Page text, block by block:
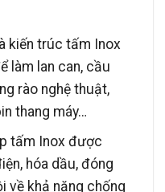
kiến trúc tấm Inox
làm lan can, cầu
rào nghệ thuật,
thang máy…
tấm Inox được
hóa dầu, đóng
về khả năng chống